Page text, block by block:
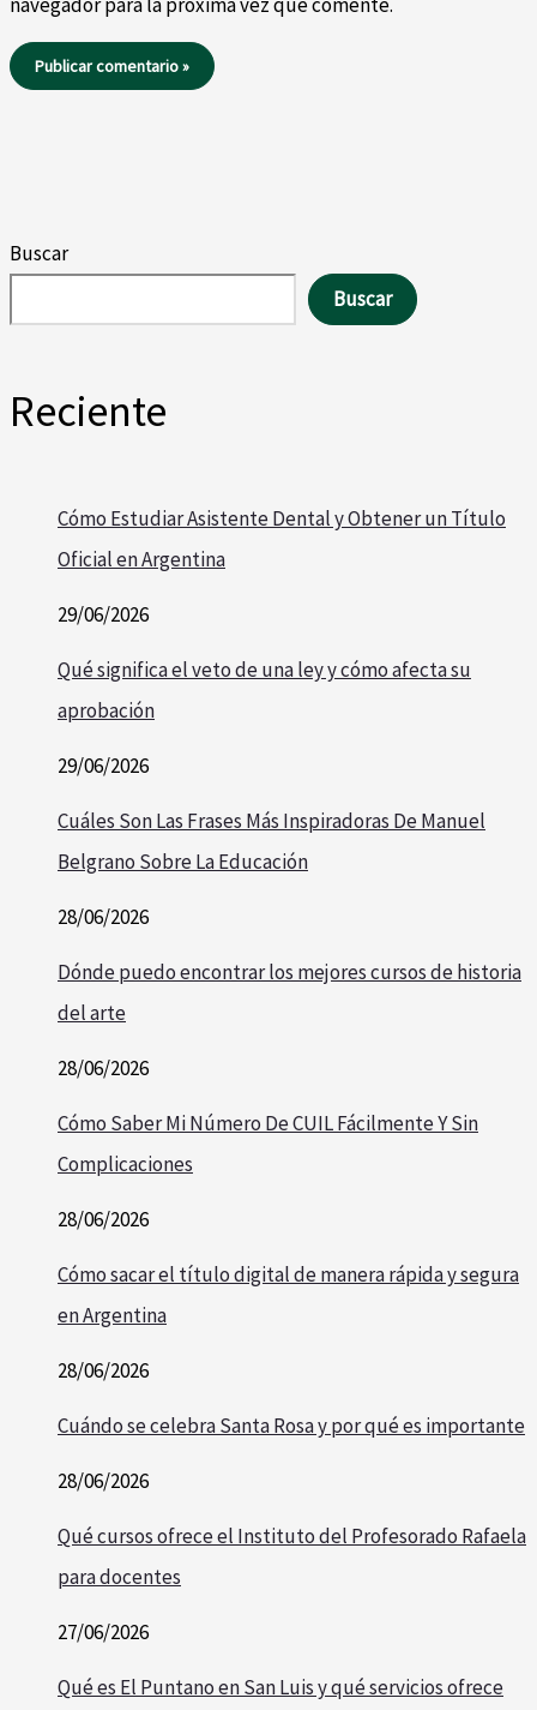
Buscar
Buscar
Reciente
Cómo Estudiar Asistente Dental y Obtener un Título
Oficial en Argentina
29/06/2026
Qué significa el veto de una ley y cómo afecta su
aprobación
29/06/2026
Cuáles Son Las Frases Más Inspiradoras De Manuel
Belgrano Sobre La Educación
28/06/2026
Dónde puedo encontrar los mejores cursos de historia
del arte
28/06/2026
Cómo Saber Mi Número De CUIL Fácilmente Y Sin
Complicaciones
28/06/2026
Cómo sacar el título digital de manera rápida y segura
en Argentina
28/06/2026
Cuándo se celebra Santa Rosa y por qué es importante
28/06/2026
Qué cursos ofrece el Instituto del Profesorado Rafaela
para docentes
27/06/2026
Qué es El Puntano en San Luis y qué servicios ofrece